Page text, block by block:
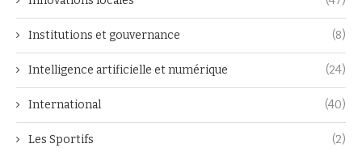
Institutions et gouvernance (8)
Intelligence artificielle et numérique (24)
International (40)
Les Sportifs (2)